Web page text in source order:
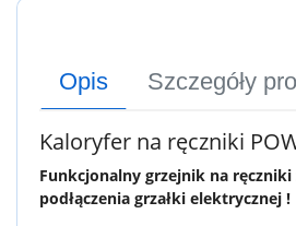
Opis Szczegóły
Kaloryfer na ręczniki
Funkcjonalny grzejnik na
podłączenia grzałki elektrycznej !